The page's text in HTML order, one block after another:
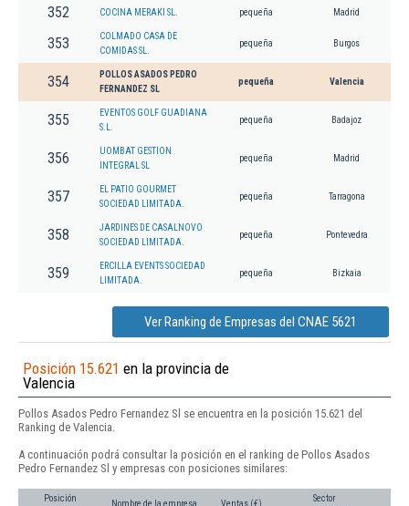
352 COCINA MERAKI SL. pequeña Madrid
353
COLMADO CASA DE
COMIDAS SL.
pequeña Burgos
354
POLLOS ASADOS PEDRO
FERNANDEZ SL
pequeña Valencia
355
EVENTOS GOLF GUADIANA
S.L.
pequeña Badajoz
356
UOMBAT GESTION
INTEGRAL SL
pequeña Madrid
357
EL PATIO GOURMET
SOCIEDAD LIMITADA.
pequeña Tarragona
358
JARDINES DE CASALNOVO
SOCIEDAD LIMITADA.
pequeña Pontevedra
359
ERCILLA EVENTS SOCIEDAD
LIMITADA.
pequeña Bizkaia
Ver Ranking de Empresas del CNAE 5621
Posición 15.621 en la provincia de
Valencia
Pollos Asados Pedro Fernandez Sl se encuentra en la posición 15.621 del
Ranking de Valencia.
A continuación podrá consultar la posición en el ranking de Pollos Asados
Pedro Fernandez Sl y empresas con posiciones similares:
Posición
Sector